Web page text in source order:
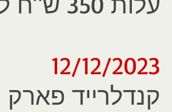
12/12/2023
קנדלרייד